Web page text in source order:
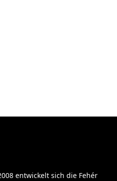
entwickelt sich die Fehér